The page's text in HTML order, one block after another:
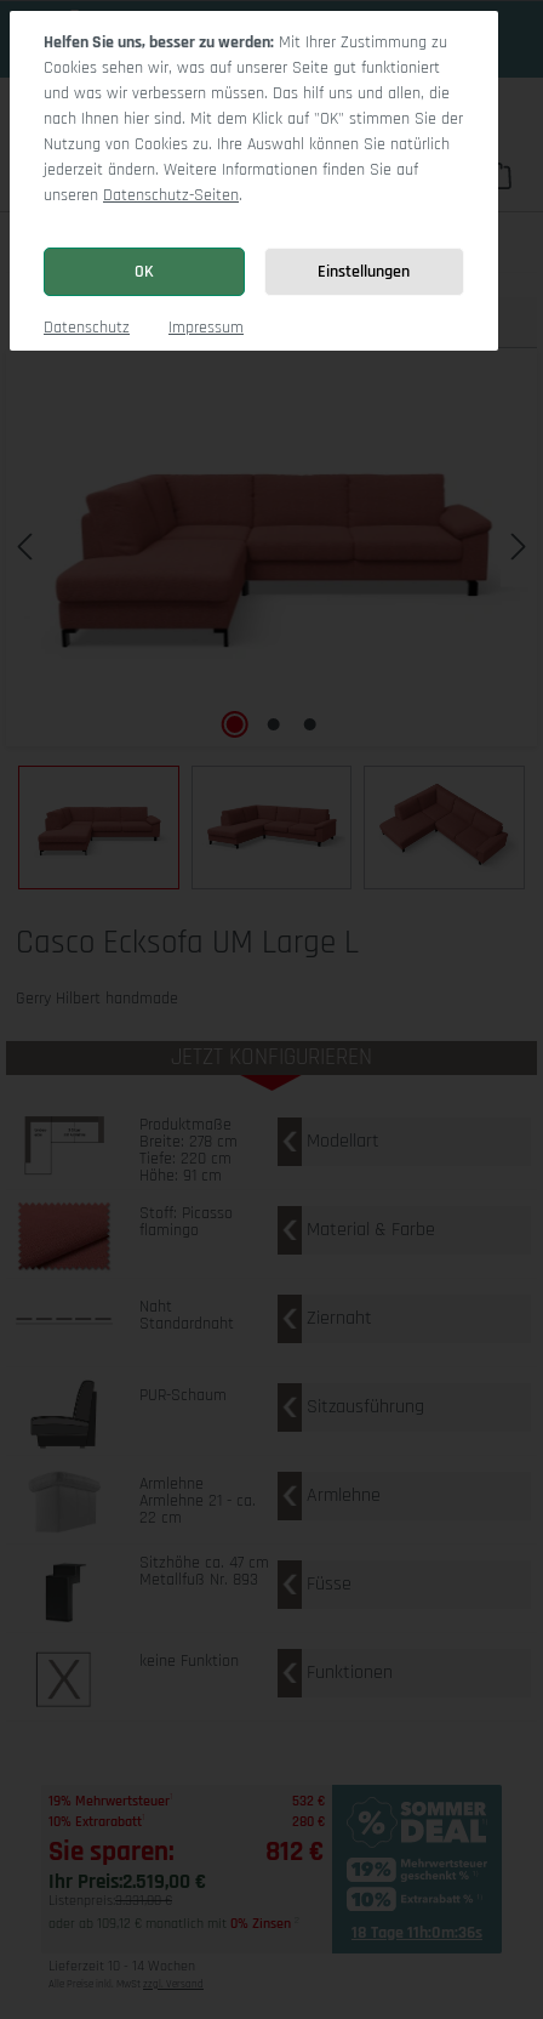
Du hast 0
Casco Ecksofa UM Large L
Produktbilder
Casco Ecksofa UM Large L
Gerry Hilbert handmade
JETZT KONFIGURIEREN
Produktmaße
Breite: 278 cm
Tiefe: 220 cm
Höhe: 91 cm
Modellart
Stoff: Picasso
flamingo Material & Farbe
Naht
Standardnaht Ziernaht
PUR-Schaum Sitzausführung
Armlehne
Armlehne 21 - ca.
22 cm
Armlehne
Sitzhöhe ca. 47 cm
Metallfuß Nr. 893 Füsse
keine Funktion Funktionen
19% Mehrwertsteuer
532 €
10% Extrarabatt
280 €
Sie sparen: 812 €
Ihr Preis:2.519,00 €
Listenpreis: 3.331,00 €
oder ab 109,12 € monatlich mit 0% Zinsen 18 Tage 11h:0m:35s
Lieferzeit 10 - 14 Wochen
Alle Preise inkl. MwSt zzgl. Versand
Helfen Sie uns, besser zu werden: Mit Ihrer Zustimmung zu
Cookies sehen wir, was auf unserer Seite gut funktioniert
und was wir verbessern müssen. Das hilf uns und allen, die
nach Ihnen hier sind. Mit dem Klick auf "OK" stimmen Sie der
Nutzung von Cookies zu. Ihre Auswahl können Sie natürlich
jederzeit ändern. Weitere Informationen finden Sie auf
unseren Datenschutz-Seiten.
OK Einstellungen
Datenschutz Impressum